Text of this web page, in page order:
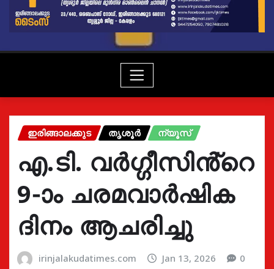
ഇരിങ്ങാലക്കുട തൃശൂർ ന്യൂസ്
എ.ടി. വർഗ്ഗീസിൻ്റെ
9-ാം ചരമവാർഷിക
ദിനം ആചരിച്ചു
irinjalakudatimes.com Jan 13, 2026 0